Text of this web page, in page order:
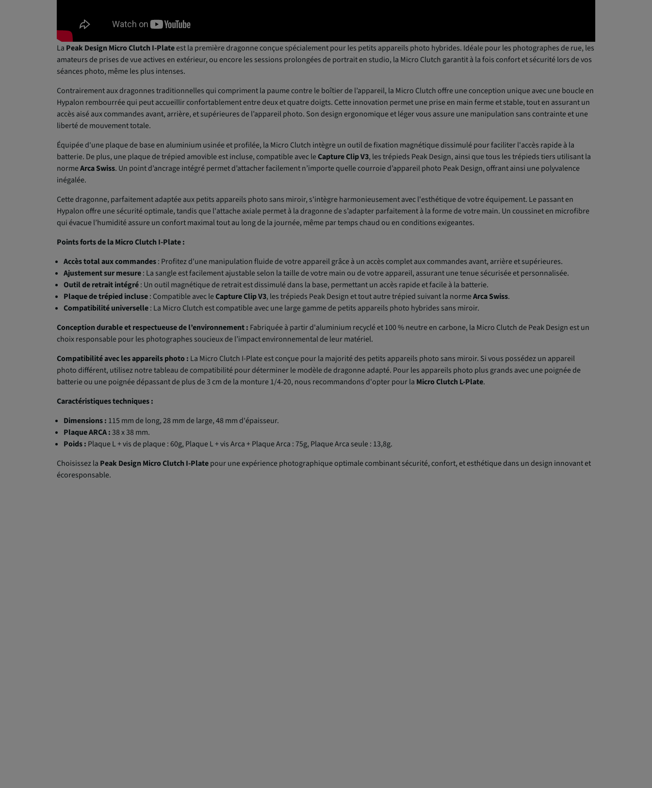
La Peak Design Micro Clutch I-Plateest la première dragonne conçue spécialement pour les petits appareils photo hybrides. Idéale pour les photographes de rue, les
amateurs de prises de vue actives en extérieur, ou encore les sessions prolongées de portrait en studio, la Micro Clutch garantit à la fois confort et sécurité lors de vos
séances photo, même les plus intenses.
Contrairement aux dragonnes traditionnelles qui compriment la paume contre le boîtier de l’appareil, la Micro Clutch offre une conception unique avec une boucle en
Hypalon rembourrée qui peut accueillir confortablement entre deux et quatre doigts. Cette innovation permet une prise en main ferme et stable, tout en assurant un
accès aisé aux commandes avant, arrière, et supérieures de l’appareil photo. Son design ergonomique et léger vous assure une manipulation sans contrainte et une
liberté de mouvement totale.
Équipée d'une plaque de base en aluminium usinée et profilée, la Micro Clutch intègre un outil de fixation magnétique dissimulé pour faciliter l'accès rapide à la
batterie. De plus, une plaque de trépied amovible est incluse, compatible avec leCapture Clip V3, les trépieds Peak Design, ainsi que tous les trépieds tiers utilisant la
normeArca Swiss. Un point d’ancrage intégré permet d’attacher facilement n’importe quelle courroie d’appareil photo Peak Design, offrant ainsi une polyvalence
inégalée.
Cette dragonne, parfaitement adaptée aux petits appareils photo sans miroir, s'intègre harmonieusement avec l'esthétique de votre équipement. Le passant en
Hypalon offre une sécurité optimale, tandis que l'attache axiale permet à la dragonne de s’adapter parfaitement à la forme de votre main. Un coussinet en microfibre
qui évacue l’humidité assure un confort maximal tout au long de la journée, même par temps chaud ou en conditions exigeantes.
Points forts de la Micro Clutch I-Plate :
Accès total aux commandes: Profitez d'une manipulation fluide de votre appareil grâce à un accès complet aux commandes avant, arrière et supérieures.
Ajustement sur mesure: La sangle est facilement ajustable selon la taille de votre main ou de votre appareil, assurant une tenue sécurisée et personnalisée.
Outil de retrait intégré: Un outil magnétique de retrait est dissimulé dans la base, permettant un accès rapide et facile à la batterie.
Plaque de trépied incluse: Compatible avec leCapture Clip V3, les trépieds Peak Design et tout autre trépied suivant la normeArca Swiss.
Compatibilité universelle: La Micro Clutch est compatible avec une large gamme de petits appareils photo hybrides sans miroir.
Conception durable et respectueuse de l’environnement : Fabriquée à partir d'aluminium recyclé et 100 % neutre en carbone, la Micro Clutch de Peak Design est un
choix responsable pour les photographes soucieux de l’impact environnemental de leur matériel.
Compatibilité avec les appareils photo : La Micro Clutch I-Plate est conçue pour la majorité des petits appareils photo sans miroir. Si vous possédez un appareil
photo différent, utilisez notre tableau de compatibilité pour déterminer le modèle de dragonne adapté. Pour les appareils photo plus grands avec une poignée de
batterie ou une poignée dépassant de plus de 3 cm de la monture 1/4-20, nous recommandons d'opter pour la Micro Clutch L-Plate.
Caractéristiques techniques :
Dimensions : 115 mm de long, 28 mm de large, 48 mm d'épaisseur.
Plaque ARCA :38 x 38 mm.
Poids : Plaque L + vis de plaque : 60g, Plaque L + vis Arca + Plaque Arca : 75g, Plaque Arca seule : 13,8g.
Choisissez la Peak Design Micro Clutch I-Platepour une expérience photographique optimale combinant sécurité, confort, et esthétique dans un design innovant et
écoresponsable.